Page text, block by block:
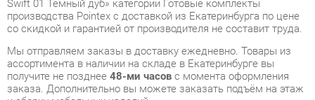
получите не позднее48-ми часовс момента оформления
заказа. Дополнительно вы можете заказать подъём на этаж
и сборку мебельных изделий.
Срок доставки в другие регионы, и для товаров, находящихся
на складах производителей, рассчитывается индивидуально.
Уточнить наличие, срок и стоимость доставки вы можете
через формуобратной связи